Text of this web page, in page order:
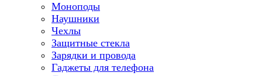
Моноподы
Наушники
Чехлы
Защитные стекла
Зарядки и провода
Гаджеты для телефона